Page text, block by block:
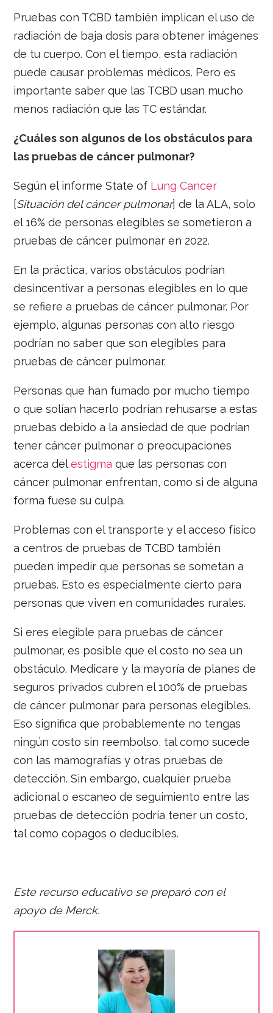
Pruebas con TCBD también implican el uso de
radiación de baja dosis para obtener imágenes
de tu cuerpo. Con el tiempo, esta radiación
puede causar problemas médicos. Pero es
importante saber que las TCBD usan mucho
menos radiación que las TC estándar.
¿Cuáles son algunos de los obstáculos para
las pruebas de cáncer pulmonar?
Según el informe State of Lung Cancer
[Situación del cáncer pulmonar] de la ALA, solo
el 16% de personas elegibles se sometieron a
pruebas de cáncer pulmonar en 2022.
En la práctica, varios obstáculos podrían
desincentivar a personas elegibles en lo que
se refiere a pruebas de cáncer pulmonar. Por
ejemplo, algunas personas con alto riesgo
podrían no saber que son elegibles para
pruebas de cáncer pulmonar.
Personas que han fumado por mucho tiempo
o que solían hacerlo podrían rehusarse a estas
pruebas debido a la ansiedad de que podrían
tener cáncer pulmonar o preocupaciones
acerca delestigma que las personas con
cáncer pulmonar enfrentan, como si de alguna
forma fuese su culpa.
Problemas con el transporte y el acceso físico
a centros de pruebas de TCBD también
pueden impedir que personas se sometan a
pruebas. Esto es especialmente cierto para
personas que viven en comunidades rurales.
Si eres elegible para pruebas de cáncer
pulmonar, es posible que el costo no sea un
obstáculo. Medicare y la mayoría de planes de
seguros privados cubren el 100% de pruebas
de cáncer pulmonar para personas elegibles.
Eso significa que probablemente no tengas
ningún costo sin reembolso, tal como sucede
con las mamografías y otras pruebas de
detección. Sin embargo, cualquier prueba
adicional o escaneo de seguimiento entre las
pruebas de detección podría tener un costo,
tal como copagos o deducibles.
Este recurso educativo se preparó con el
apoyo de Merck.